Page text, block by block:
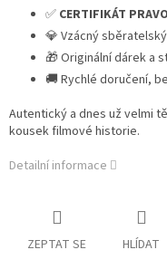
✅ CERTIFIKÁT
💎 Vzácný
🎁 Originální dárek a
🚚 Rychlé doručení,
Autentický a dnes už velmi
kousek filmové historie.
Detailní informace
ZEPTAT SE HLÍDAT